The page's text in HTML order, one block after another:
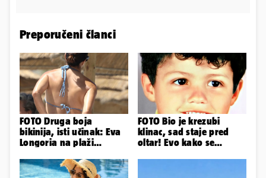
Preporučeni članci
FOTO Druga boja
bikinija, isti učinak: Eva
Longoria na plaži
obline
FOTO Bio je krezubi
klinac, sad staje pred
oltar! Evo kako se